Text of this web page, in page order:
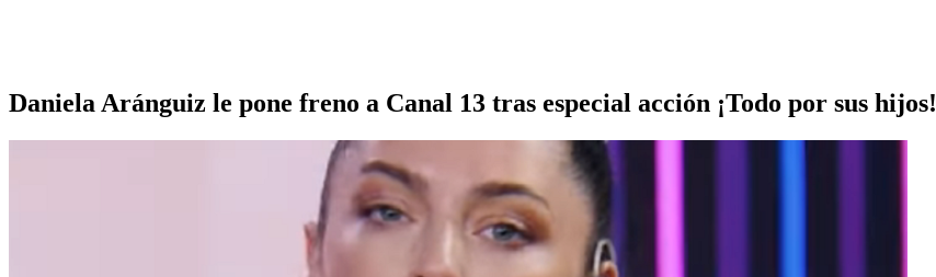
Daniela Aránguiz le pone freno a Canal 13 tras especial acción ¡Todo por sus hijos!